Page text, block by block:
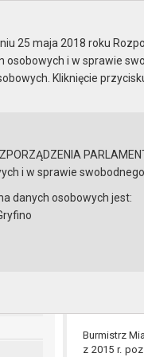
Publicznej
w Gryfinie
Aktualności
Rok 2015
Burmistrz
z 2015 r.
25 maja 2018 roku
i w sprawie
Kliknięcie
i w sprawie
danych osobowych jest:
Ochrony Danych: